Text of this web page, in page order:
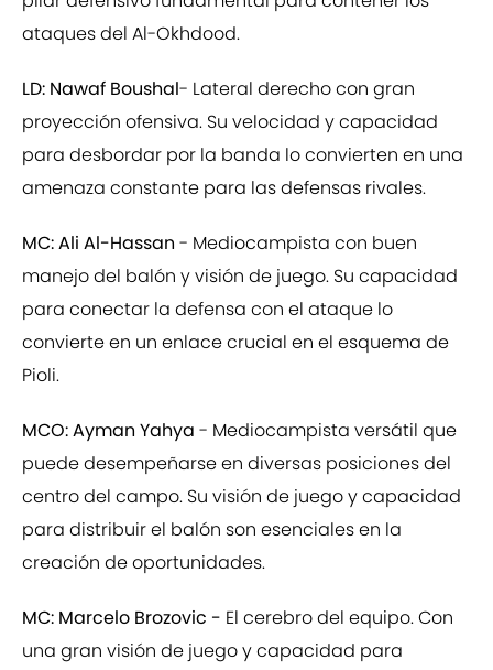
ataques del Al-Okhdood.
LD: Nawaf Boushal- Lateral derecho con gran
proyección ofensiva. Su velocidad y capacidad
para desbordar por la banda lo convierten en una
amenaza constante para las defensas rivales.
MC: Ali Al-Hassan - Mediocampista con buen
manejo del balón y visión de juego. Su capacidad
para conectar la defensa con el ataque lo
convierte en un enlace crucial en el esquema de
Pioli.
MCO: Ayman Yahya - Mediocampista versátil que
puede desempeñarse en diversas posiciones del
centro del campo. Su visión de juego y capacidad
para distribuir el balón son esenciales en la
creación de oportunidades.
MC: Marcelo Brozovic - El cerebro del equipo. Con
una gran visión de juego y capacidad para